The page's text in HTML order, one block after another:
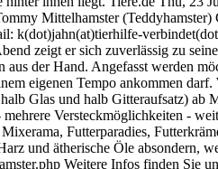
Mittelhamster
k(dot)jahn(at)tierhilfe-
zeigt er sich zuverlässig zu
der Hand. Angefasst werden
eigenen Tempo ankommen
Glas und halb Gitteraufsatz) ab
Versteckmöglichkeiten -
Futterparadies,
und ätherische Öle absondern,
Weitere Infos finden Sie